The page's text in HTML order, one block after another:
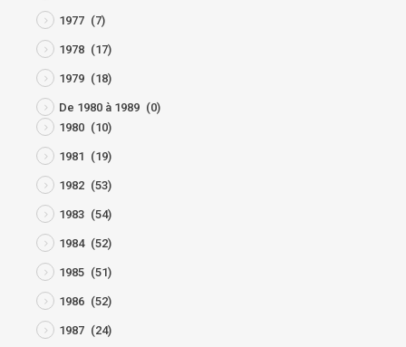
1977 (7)
1978 (17)
1979 (18)
De 1980 à 1989 (0)
1980 (10)
1981 (19)
1982 (53)
1983 (54)
1984 (52)
1985 (51)
1986 (52)
1987 (24)